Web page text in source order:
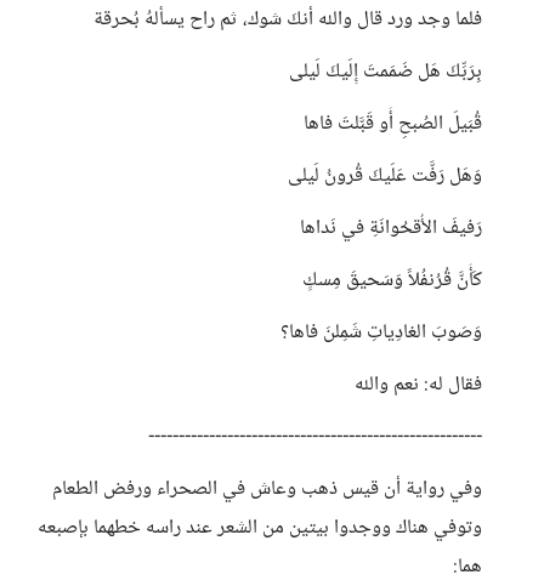
فلما وجد ورد قال والله أنكَ شوك، ثم راح يسألهُ بُحرقة
بِرَبِّكَ هَل ضَمَمتَ إِلَيكَ لَيلى
قُبَيلَ الصُبحِ أَو قَبَّلتَ فاها
وَهَل رَفَّت عَلَيكَ قُرونُ لَيلى
رَفيفَ الأُقحُوانَةِ في نَداها
كَأَنَّ قُرُنفُلاً وَسَحيقَ مِسكٍ
وَصَوبَ الغادِياتِ شَمِلنَ فاها؟
فقال له: نعم والله
-------------------------------------------------------
وفي رواية أن قيس ذهب وعاش في الصحراء ورفض الطعام
وتوفي هناك ووجدوا بيتين من الشعر عند راسه خطهما بإصبعه
هما: